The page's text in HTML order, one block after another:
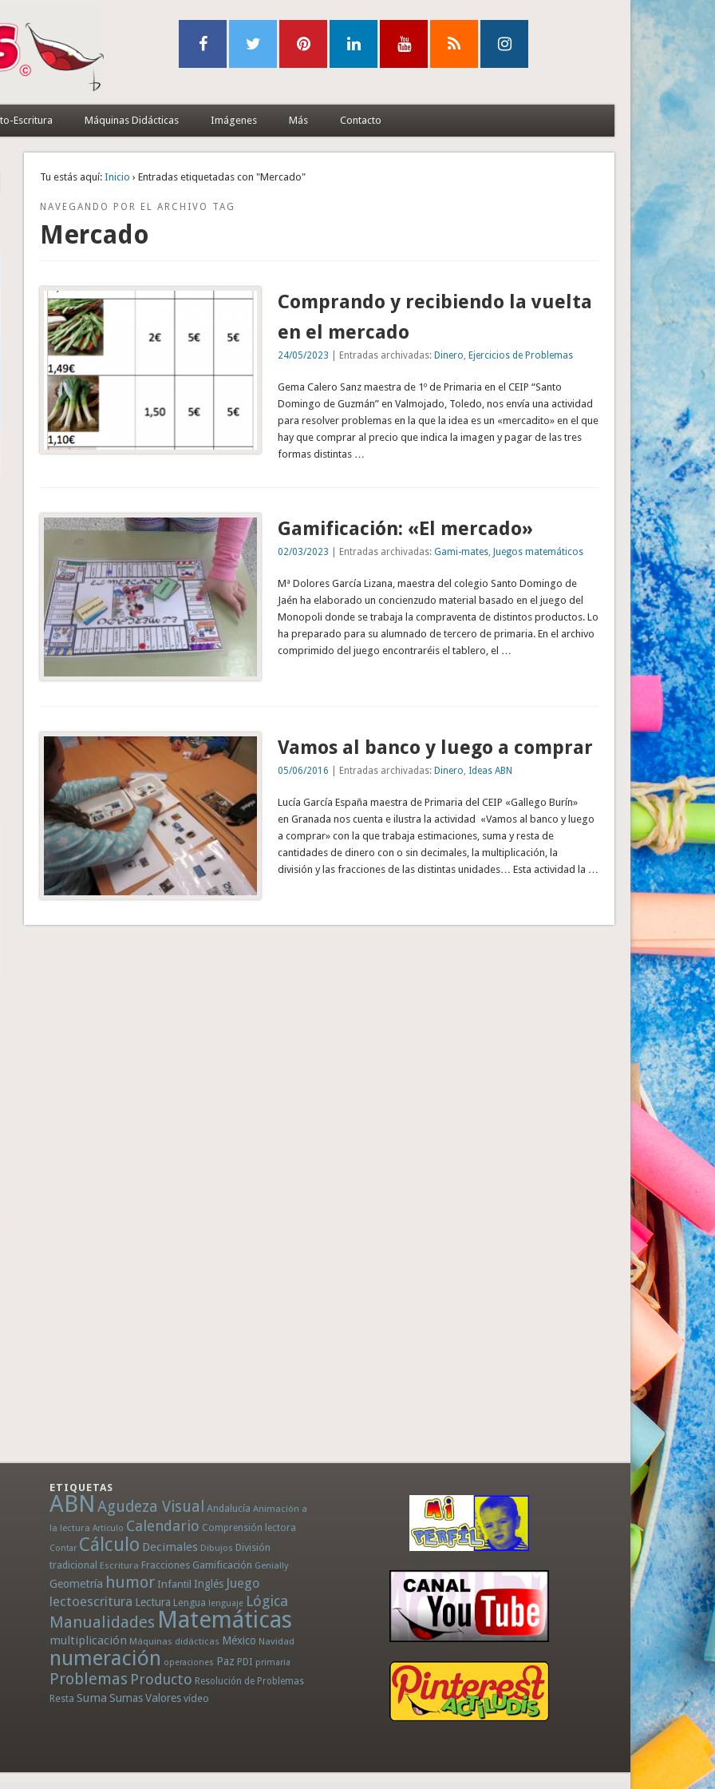
Escritura Máquinas Didácticas Imágenes Más Contacto
Tu estás aquí: Inicio › Entradas etiquetadas con "Mercado"
NAVEGANDO POR EL ARCHIVO TAG
Mercado
Comprando y recibiendo la vuelta
en el mercado
24/05/2023 | Entradas archivadas: Dinero Ejercicios de Problemas
Gema Calero Sanz maestra de 1º de Primaria en el CEIP “Santo
Domingo de Guzmán” en Valmojado, Toledo, nos envía una actividad
para resolver problemas en la que la idea es un «mercadito» en el que
hay que comprar al precio que indica la imagen y pagar de las tres
formas distintas …
Gamificación: «El mercado»
02/03/2023 | Entradas archivadas: Gami-mates, Juegos matemáticos
Mª Dolores García Lizana, maestra del colegio Santo Domingo de
Jaén ha elaborado un concienzudo material basado en el juego del
Monopoli donde se trabaja la compraventa de distintos productos. Lo
ha preparado para su alumnado de tercero de primaria. En el archivo
comprimido del juego encontraréis el tablero, el …
Vamos al banco y luego a comprar
05/06/2016 | Entradas archivadas: Dinero Ideas ABN
Lucía García España maestra de Primaria del CEIP «Gallego Burín»
en Granada nos cuenta e ilustra la actividad «Vamos al banco y luego
a comprar» con la que trabaja estimaciones, suma y resta de
cantidades de dinero con o sin decimales, la multiplicación, la
división y las fracciones de las distintas unidades… Esta actividad la …
ETIQUETAS
ABN Agudeza Visual Andalucía Animación a
la lectura Artículo Calendario Comprensión lectora
Contar Cálculo Decimales Dibujos División
tradicional Escritura Fracciones Gamificación Genially
Geometría humor Infantil Inglés Juego
lectoescritura Lectura Lengua lenguaje Lógica
Manualidades Matemáticas
multiplicación Máquinas didácticas México Navidad
numeración operaciones Paz PDI primaria
Problemas Producto Resolución de Problemas
Resta Suma SumasValores vídeo